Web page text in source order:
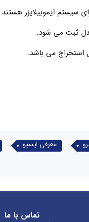
سیستم ایموبیلایزر هستند.
ثبت می شود.
استخراج می باشد.
معرفی ایسیو
تماس با ما